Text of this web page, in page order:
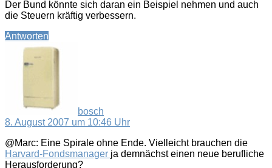
Der Bund könnte sich daran ein Beispiel nehmen und auch
die Steuern kräftig verbessern.
Antworten
bosch
8. August 2007 um 10:46 Uhr
@Marc: Eine Spirale ohne Ende. Vielleicht brauchen die
Harvard-Fondsmanager ja demnächst einen neue berufliche
Herausforderung?